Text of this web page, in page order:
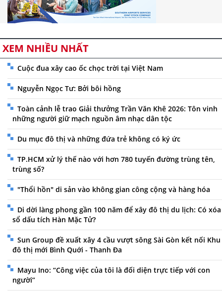
XEM NHIỀU NHẤT
Cuộc đua xây cao ốc chọc trời tại Việt Nam
Nguyễn Ngọc Tư: Bởi bôi hồng
Toàn cảnh lễ trao Giải thưởng Trần Văn Khê 2026: Tôn vinh
những người giữ mạch nguồn âm nhạc dân tộc
Du mục đô thị và những đứa trẻ không có ký ức
TP.HCM xử lý thế nào với hơn 780 tuyến đường trùng tên,
trùng số?
"Thổi hồn" di sản vào không gian công cộng và hàng hóa
Di dời làng phong gần 100 năm để xây đô thị du lịch: Có xóa
sổ dấu tích Hàn Mặc Tử?
Sun Group đề xuất xây 4 cầu vượt sông Sài Gòn kết nối Khu
đô thị mới Bình Quới - Thanh Đa
Mayu Ino: “Công việc của tôi là đối diện trực tiếp với con
người”